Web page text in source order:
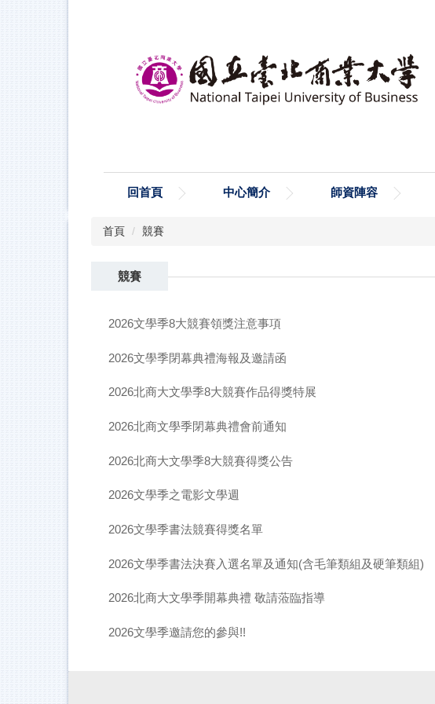
回首頁 中心簡介 師資陣容
首頁 競賽
競賽
2026文學季8大競賽領獎注意事項
2026文學季閉幕典禮海報及邀請函
2026北商大文學季8大競賽作品得獎特展
2026北商文學季閉幕典禮會前通知
2026北商大文學季8大競賽得獎公告
2026文學季之電影文學週
2026文學季書法競賽得獎名單
2026文學季書法決賽入選名單及通知(含毛筆類組及硬筆類組)
2026北商大文學季開幕典禮 敬請蒞臨指導
2026文學季邀請您的參與!!